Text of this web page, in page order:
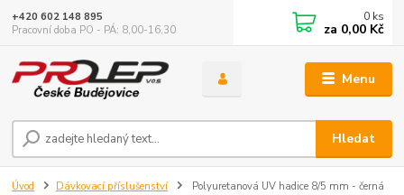
Menu
Hledat
+420 602 148 895
Pracovní doba PO - PÁ: 8,00-16,30
0 ks
za 0,00 Kč
Úvod Dávkovací příslušenství Polyuretanová UV hadice 8/5 mm - černá